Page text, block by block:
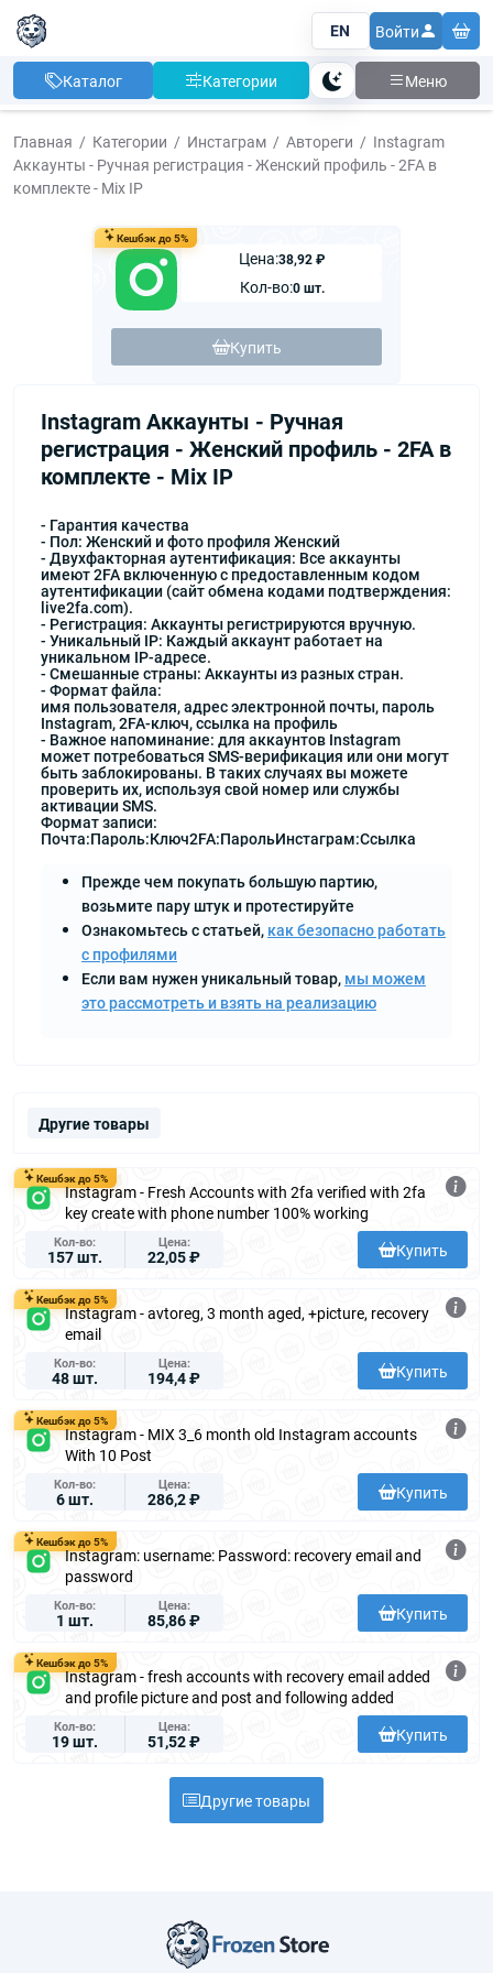
EN Войти
Каталог Категории Тема Меню
Главная Категории Инстаграм Автореги
Instagram
Аккаунты - Ручная регистрация - Женский профиль - 2FA в
комплекте - Mix IP
Кешбэк до 5%
Цена:38,92 ₽
Кол-во:0 шт.
Купить
Instagram Аккаунты - Ручная
регистрация - Женский профиль - 2FA в
комплекте - Mix IP
- Гарантия качества
- Пол: Женский и фото профиля Женский
- Двухфакторная аутентификация: Все аккаунты
имеют 2FA включенную с предоставленным кодом
аутентификации (сайт обмена кодами подтверждения:
live2fa.com).
- Регистрация: Аккаунты регистрируются вручную.
- Уникальный IP: Каждый аккаунт работает на
уникальном IP-адресе.
- Смешанные страны: Аккаунты из разных стран.
- Формат файла:
имя пользователя, адрес электронной почты, пароль
Instagram, 2FA-ключ, ссылка на профиль
- Важное напоминание: для аккаунтов Instagram
может потребоваться SMS-верификация или они могут
быть заблокированы. В таких случаях вы можете
проверить их, используя свой номер или службы
активации SMS.
Формат записи:
Почта:Пароль:Ключ2FA:ПарольИнстаграм:Ссылка
Прежде чем покупать большую партию,
возьмите пару штук и протестируйте
Ознакомьтесь с статьей, как безопасно работать
с профилями
Если вам нужен уникальный товар, мы можем
это рассмотреть и взять на реализацию
Другие товары
Кешбэк до 5%
Instagram - Fresh Accounts with 2fa verified with 2fa
key create with phone number 100% working
Кол-во
157 шт.
Цена
22,05 ₽ Купить
Кешбэк до 5%
Instagram - avtoreg, 3 month aged, +picture, recovery
email
Кол-во
48 шт.
Цена
194,4 ₽ Купить
Кешбэк до 5%
Instagram - MIX 3_6 month old Instagram accounts
With 10 Post
Кол-во
6 шт.
Цена
286,2 ₽ Купить
Кешбэк до 5%
Instagram: username: Password: recovery email and
password
Кол-во
1 шт.
Цена
85,86 ₽ Купить
Кешбэк до 5%
Instagram - fresh accounts with recovery email added
and profile picture and post and following added
Кол-во
19 шт.
Цена
51,52 ₽ Купить
Другие товары